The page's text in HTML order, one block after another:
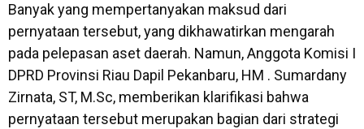
Banyak yang mempertanyakan maksud dari
pernyataan tersebut, yang dikhawatirkan mengarah
pada pelepasan aset daerah. Namun, Anggota Komisi I
DPRD Provinsi Riau Dapil Pekanbaru, HM . Sumardany
Zirnata, ST, M.Sc, memberikan klarifikasi bahwa
pernyataan tersebut merupakan bagian dari strategi